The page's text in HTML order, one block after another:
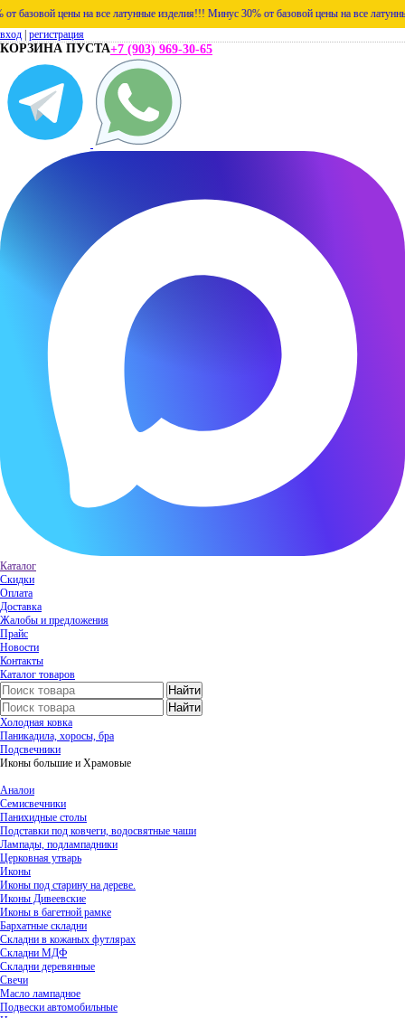
цены на все латунные изделия!!! Минус 30% от базовой цены на все латунные
вход регистрация
КОРЗИНА ПУСТА+7 (903) 969-30-65
Каталог
Скидки
Оплата
Доставка
Жалобы и предложения
Прайс
Новости
Контакты
Каталог товаров
Холодная ковка
Паникадила, хоросы, бра
Подсвечники
Иконы большие и Храмовые
Аналои
Семисвечники
Панихидные столы
Подставки под ковчеги, водосвятные чаши
Лампады, подлампадники
Церковная утварь
Иконы
Иконы под старину на дереве.
Иконы Дивеевские
Иконы в багетной рамке
Бархатные складни
Складни в кожаных футлярах
Складни МДФ
Складни деревянные
Свечи
Масло лампадное
Подвески автомобильные